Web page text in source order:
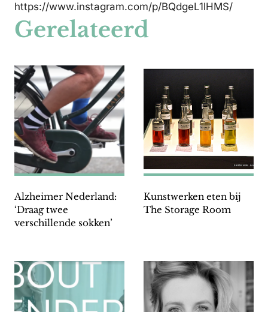
https://www.instagram.com/p/BQdgeL1lHMS/
Gerelateerd
Alzheimer Nederland:
‘Draag twee
verschillende sokken’
Kunstwerken eten bij
The Storage Room